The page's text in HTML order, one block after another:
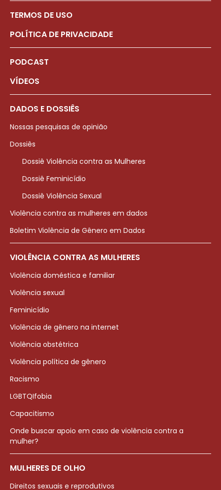
TERMOS DE USO
POLÍTICA DE PRIVACIDADE
PODCAST
VÍDEOS
DADOS E DOSSIÊS
Nossas pesquisas de opinião
Dossiês
Dossiê Violência contra as Mulheres
Dossiê Feminicídio
Dossiê Violência Sexual
Violência contra as mulheres em dados
Boletim Violência de Gênero em Dados
VIOLÊNCIA CONTRA AS MULHERES
Violência doméstica e familiar
Violência sexual
Feminicídio
Violência de gênero na internet
Violência obstétrica
Violência política de gênero
Racismo
LGBTQIfobia
Capacitismo
Onde buscar apoio em caso de violência contra a
mulher?
MULHERES DE OLHO
Direitos sexuais e reprodutivos